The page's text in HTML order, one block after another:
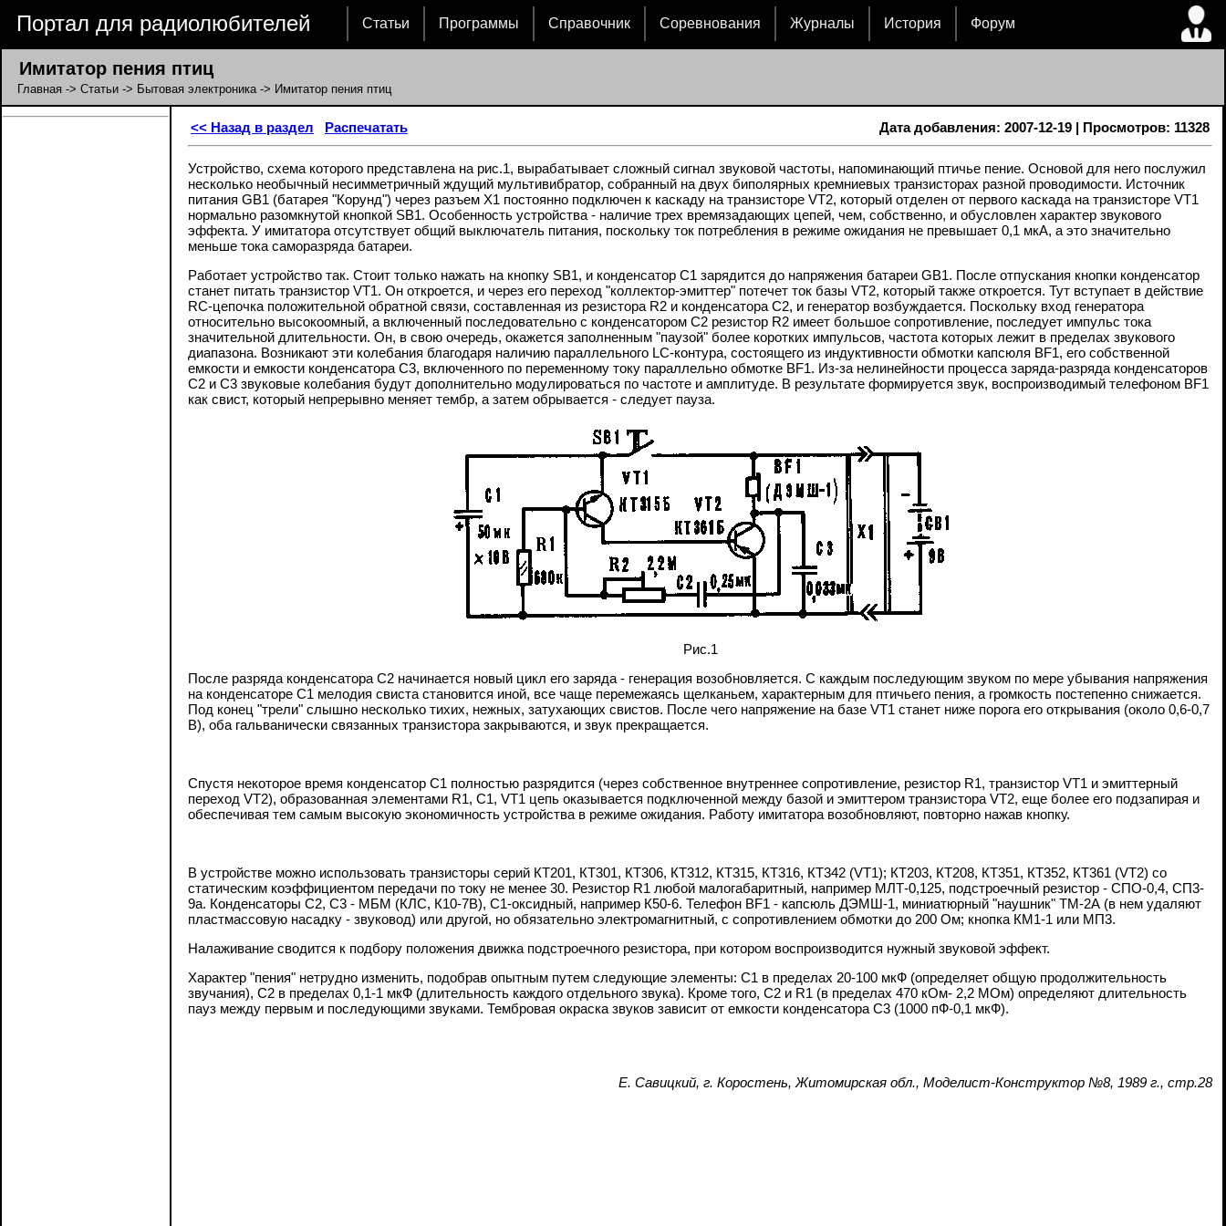
Портал для радиолюбителей Статьи Программы Справочник Соревнования Журналы История Форум
Имитатор пения птиц
Главная -> Статьи -> Бытовая электроника-> Имитатор пения птиц
<< Назад в раздел Распечатать Дата добавления: 2007-12-19 | Просмотров: 11328
Устройство, схема которого представлена на рис.1, вырабатывает сложный сигнал звуковой частоты, напоминающий птичье пение. Основой для него послужил
несколько необычный несимметричный ждущий мультивибратор, собранный на двух биполярных кремниевых транзисторах разной проводимости. Источник
питания GB1 (батарея "Корунд") через разъем X1 постоянно подключен к каскаду на транзисторе VT2, который отделен от первого каскада на транзисторе VT1
нормально разомкнутой кнопкой SB1. Особенность устройства - наличие трех времязадающих цепей, чем, собственно, и обусловлен характер звукового
эффекта. У имитатора отсутствует общий выключатель питания, поскольку ток потребления в режиме ожидания не превышает 0,1 мкА, а это значительно
меньше тока саморазряда батареи.
Работает устройство так. Стоит только нажать на кнопку SB1, и конденсатор С1 зарядится до напряжения батареи GB1. После отпускания кнопки конденсатор
станет питать транзистор VT1. Он откроется, и через его переход "коллектор-эмиттер" потечет ток базы VT2, который также откроется. Тут вступает в действие
RC-цепочка положительной обратной связи, составленная из резистора R2 и конденсатора С2, и генератор возбуждается. Поскольку вход генератора
относительно высокоомный, а включенный последовательно с конденсатором С2 резистор R2 имеет большое сопротивление, последует импульс тока
значительной длительности. Он, в свою очередь, окажется заполненным "паузой" более коротких импульсов, частота которых лежит в пределах звукового
диапазона. Возникают эти колебания благодаря наличию параллельного LC-контура, состоящего из индуктивности обмотки капсюля BF1, его собственной
емкости и емкости конденсатора С3, включенного по переменному току параллельно обмотке BF1. Из-за нелинейности процесса заряда-разряда конденсаторов
С2 и С3 звуковые колебания будут дополнительно модулироваться по частоте и амплитуде. В результате формируется звук, воспроизводимый телефоном BF1
как свист, который непрерывно меняет тембр, а затем обрывается - следует пауза.
Рис.1
После разряда конденсатора С2 начинается новый цикл его заряда - генерация возобновляется. С каждым последующим звуком по мере убывания напряжения
на конденсаторе С1 мелодия свиста становится иной, все чаще перемежаясь щелканьем, характерным для птичьего пения, а громкость постепенно снижается.
Под конец "трели" слышно несколько тихих, нежных, затухающих свистов. После чего напряжение на базе VT1 станет ниже порога его открывания (около 0,6-0,7
В), оба гальванически связанных транзистора закрываются, и звук прекращается.
Спустя некоторое время конденсатор С1 полностью разрядится (через собственное внутреннее сопротивление, резистор R1, транзистор VT1 и эмиттерный
переход VT2), образованная элементами R1, С1, VT1 цепь оказывается подключенной между базой и эмиттером транзистора VT2, еще более его подзапирая и
обеспечивая тем самым высокую экономичность устройства в режиме ожидания. Работу имитатора возобновляют, повторно нажав кнопку.
В устройстве можно использовать транзисторы серий КТ201, КТ301, КТ306, КТ312, КТ315, КТ316, КТ342 (VT1); КТ203, КТ208, КТ351, КТ352, КТ361 (VT2) со
статическим коэффициентом передачи по току не менее 30. Резистор R1 любой малогабаритный, например МЛТ-0,125, подстроечный резистор - СПО-0,4, СП3-
9а. Конденсаторы С2, С3 - МБМ (КЛС, К10-7В), С1-оксидный, например К50-6. Телефон BF1 - капсюль ДЭМШ-1, миниатюрный "наушник" ТМ-2А (в нем удаляют
пластмассовую насадку - звуковод) или другой, но обязательно электромагнитный, с сопротивлением обмотки до 200 Ом; кнопка КМ1-1 или МП3.
Налаживание сводится к подбору положения движка подстроечного резистора, при котором воспроизводится нужный звуковой эффект.
Характер "пения" нетрудно изменить, подобрав опытным путем следующие элементы: С1 в пределах 20-100 мкФ (определяет общую продолжительность
звучания), С2 в пределах 0,1-1 мкФ (длительность каждого отдельного звука). Кроме того, С2 и R1 (в пределах 470 кОм- 2,2 МОм) определяют длительность
пауз между первым и последующими звуками. Тембровая окраска звуков зависит от емкости конденсатора С3 (1000 пФ-0,1 мкФ).
Е. Савицкий, г. Коростень, Житомирская обл., Моделист-Конструктор №8, 1989 г., стр.28